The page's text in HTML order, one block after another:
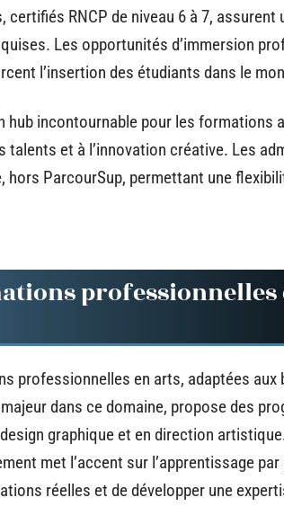
RNCP de niveau 6 à 7, assurent
Les opportunités d’immersion
l’insertion des étudiants dans le
hub incontournable pour les formations
talents et à l’innovation créative. Les
hors ParcourSup, permettant une
professionnelles
professionnelles en arts, adaptées aux
dans ce domaine, propose des
graphique et en direction
met l’accent sur l’apprentissage
réelles et de développer une